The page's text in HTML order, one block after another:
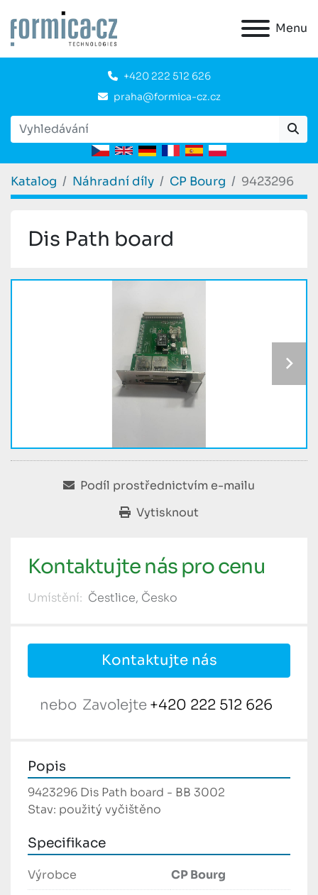
Menu
+420 222 512 626
praha@formica-cz.cz
Katalog Náhradní díly CP Bourg 9423296
Dis Path board
Podíl prostřednictvím e-mailu
Vytisknout
Kontaktujte nás pro cenu
Umístění: Čestlice, Česko
Kontaktujte nás
nebo Zavolejte +420 222 512 626
Popis
9423296 Dis Path board - BB 3002
Stav: použitý vyčištěno
Specifikace
Výrobce
CP Bourg